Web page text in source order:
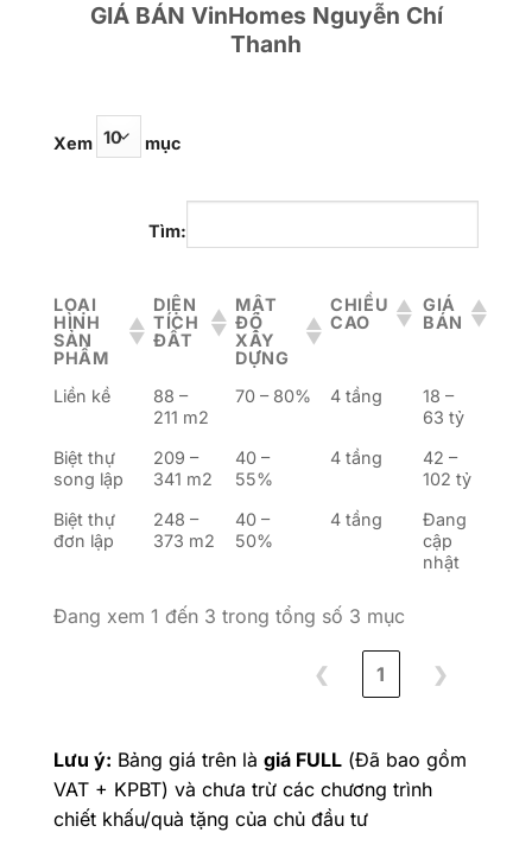
GIÁ BÁN VinHomes Nguyễn Chí
Thanh
Xem mục
Tìm:
LOẠI
HÌNH
SẢN
PHẨM
DIỆN
TÍCH
ĐẤT
MẬT
ĐỘ
XÂY
DỰNG
CHIỀU
CAO
GIÁ
BÁN
Liền kề
88 –
211 m2
70 – 80% 4 tầng
18 –
63 tỷ
Biệt thự
song lập
209 –
341 m2
40 –
55%
4 tầng
42 –
102 tỷ
Biệt thự
đơn lập
248 –
373 m2
40 –
50%
4 tầng
Đang
cập
nhật
Đang xem 1 đến 3 trong tổng số 3 mục
❮ 1 ❯
Lưu ý: Bảng giá trên là giá FULL (Đã bao gồm
VAT + KPBT) và chưa trừ các chương trình
chiết khấu/quà tặng của chủ đầu tư